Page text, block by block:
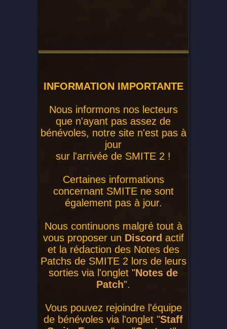
INFORMATION IMPORTANTE
Nous informons nos lecteurs
que n'ayant pas assez de
bénévoles, notre site n'est pas à
jour
sur l'arrivée de SMITE 2 !
Certaines informations
concernant SMITE ne sont
également pas à jour.
Nous continuons malgré tout à
vous proposer un Discord actif
et la rédaction des Notes des
Patchs de SMITE 2 lors de leurs
sorties via l'onglet "Notes de
Patch".
Vous pouvez rejoindre l'équipe
de bénévoles via l'onglet "Staff